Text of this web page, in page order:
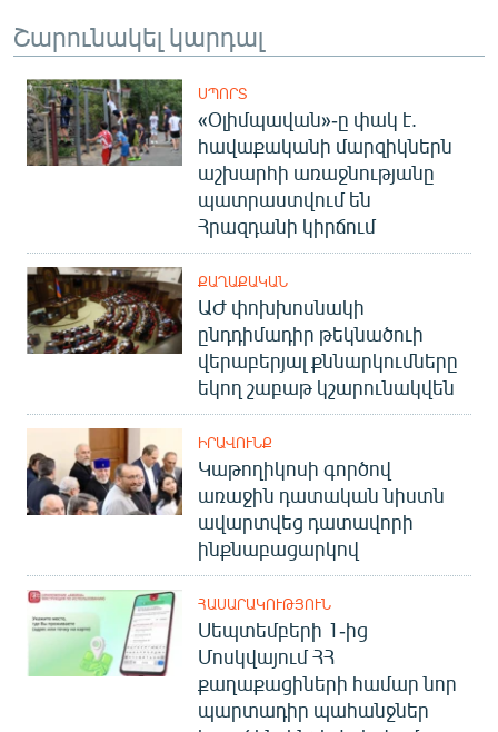
Շարունակել կարդալ
ՍՊՈՐՏ
«Օլիմպավան»-ը փակ է.
հավաքականի մարզիկներն
աշխարհի առաջնությանը
պատրաստվում են
Հրազդանի կիրճում
ՔԱՂԱՔԱԿԱՆ
ԱԺ փոխխոսնակի
ընդդիմադիր թեկնածուի
վերաբերյալ քննարկումները
եկող շաբաթ կշարունակվեն
ԻՐԱՎՈՒՆՔ
Կաթողիկոսի գործով
առաջին դատական նիստն
ավարտվեց դատավորի
ինքնաբացարկով
ՀԱՍԱՐԱԿՈՒԹՅՈՒՆ
Սեպտեմբերի 1-ից
Մոսկվայում ՀՀ
քաղաքացիների համար նոր
պարտադիր պահանջներ